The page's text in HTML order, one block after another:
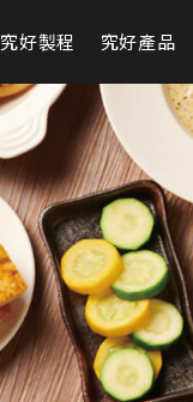
究好製程 究好產品